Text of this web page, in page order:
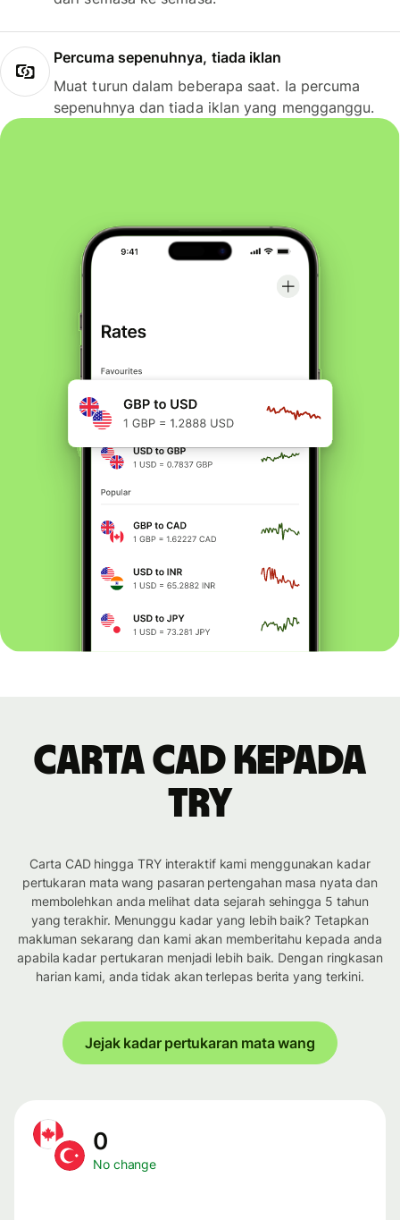
Percuma sepenuhnya, tiada iklan
Muat turun dalam beberapa saat. Ia percuma
sepenuhnya dan tiada iklan yang mengganggu.
Carta CAD kepada
TRY
Carta CAD hingga TRY interaktif kami menggunakan kadar
pertukaran mata wang pasaran pertengahan masa nyata dan
membolehkan anda melihat data sejarah sehingga 5 tahun
yang terakhir. Menunggu kadar yang lebih baik? Tetapkan
makluman sekarang dan kami akan memberitahu kepada anda
apabila kadar pertukaran menjadi lebih baik. Dengan ringkasan
harian kami, anda tidak akan terlepas berita yang terkini.
Jejak kadar pertukaran mata wang
0
No change